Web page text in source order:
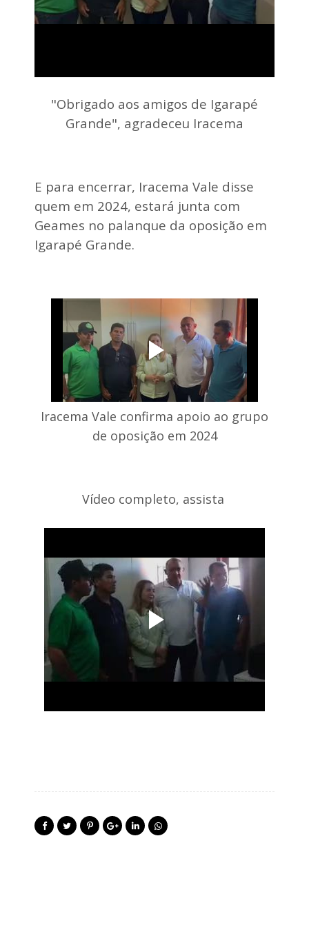
"Obrigado aos amigos de Igarapé
Grande", agradeceu Iracema
E para encerrar, Iracema Vale disse
quem em 2024, estará junta com
Geames no palanque da oposição em
Igarapé Grande.
Iracema Vale confirma apoio ao grupo
de oposição em 2024
Vídeo completo, assista